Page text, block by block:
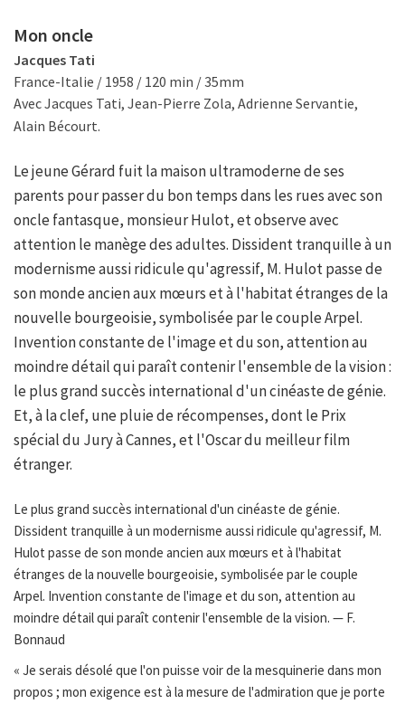
Mon oncle
Jacques Tati
France-Italie / 1958 / 120 min / 35mm
Avec Jacques Tati, Jean-Pierre Zola, Adrienne Servantie,
Alain Bécourt.
Le jeune Gérard fuit la maison ultramoderne de ses
parents pour passer du bon temps dans les rues avec son
oncle fantasque, monsieur Hulot, et observe avec
attention le manège des adultes. Dissident tranquille à un
modernisme aussi ridicule qu'agressif, M. Hulot passe de
son monde ancien aux mœurs et à l'habitat étranges de la
nouvelle bourgeoisie, symbolisée par le couple Arpel.
Invention constante de l'image et du son, attention au
moindre détail qui paraît contenir l'ensemble de la vision :
le plus grand succès international d'un cinéaste de génie.
Et, à la clef, une pluie de récompenses, dont le Prix
spécial du Jury à Cannes, et l'Oscar du meilleur film
étranger.
Le plus grand succès international d'un cinéaste de génie.
Dissident tranquille à un modernisme aussi ridicule qu'agressif, M.
Hulot passe de son monde ancien aux mœurs et à l'habitat
étranges de la nouvelle bourgeoisie, symbolisée par le couple
Arpel. Invention constante de l'image et du son, attention au
moindre détail qui paraît contenir l'ensemble de la vision. — F.
Bonnaud
« Je serais désolé que l'on puisse voir de la mesquinerie dans mon
propos ; mon exigence est à la mesure de l'admiration que je porte